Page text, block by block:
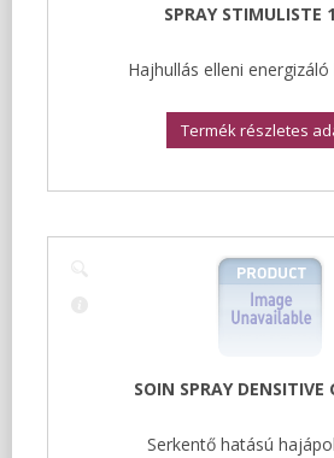
SPRAY STIMULISTE
Hajhullás elleni energizáló
Termék részletes
SOIN SPRAY DENSITIVE
Serkentő hatású